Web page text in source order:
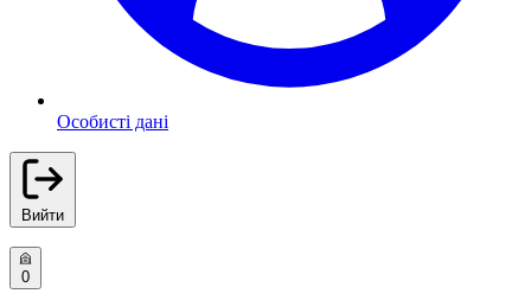
Особисті дані
Вийти
0